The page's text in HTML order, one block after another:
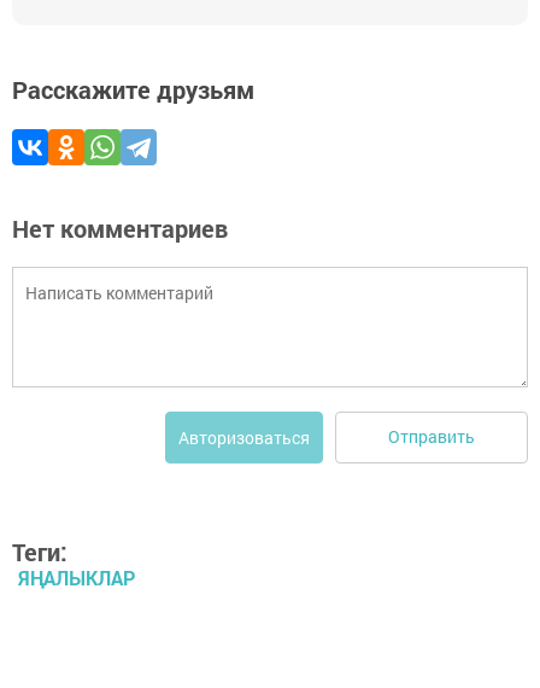
Расскажите друзьям
Нет комментариев
Авторизоваться Отправить
Теги:
ЯҢАЛЫКЛАР